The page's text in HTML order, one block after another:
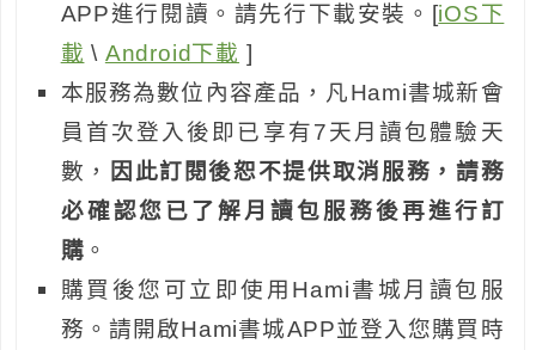
APP進行閱讀。請先行下載安裝。[iOS下
載 \ Android下載 ]
本服務為數位內容產品，凡Hami書城新會
員首次登入後即已享有7天月讀包體驗天
數，
因此訂閱後恕不提供取消服務，請務
必確認您已了解月讀包服務後再進行訂
購 。
購買後您可立即使用Hami書城月讀包服
務。請開啟Hami書城APP並登入您購買時